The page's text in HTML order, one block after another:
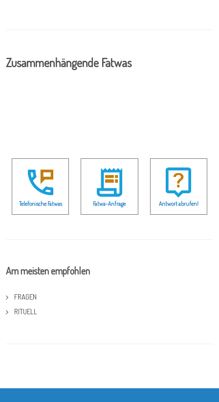
Zusammenhängende Fatwas
Telefonische Fatwas Fatwa-Anfrage Antwort abrufen!
Am meisten empfohlen
FRAGEN
RITUELL